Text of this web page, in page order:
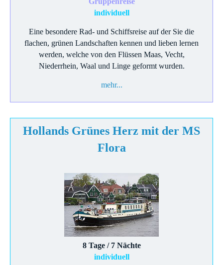
individuell
Eine besondere Rad- und Schiffsreise auf der Sie die
flachen, grünen Landschaften kennen und lieben lernen
werden, welche von den Flüssen Maas, Vecht,
Niederrhein, Waal und Linge geformt wurden.
mehr...
Hollands Grünes Herz mit der MS
Flora
8 Tage / 7 Nächte
individuell